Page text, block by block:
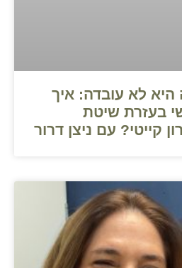
היא לא עובדה: איך
בעזרת שיטת
קייטי? עם ניצן דרור